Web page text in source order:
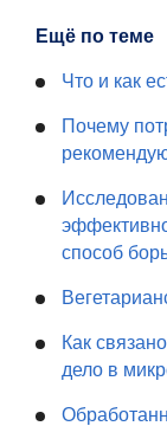
Ещё по теме
Что и как
Почему
способ
Как
дело в